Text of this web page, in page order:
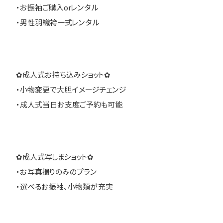
・お振袖ご購入orレンタル
・男性羽織袴一式レンタル
✿成人式お持ち込みショット✿
・小物変更で大胆イメージチェンジ
・成人式当日お支度ご予約も可能
✿成人式写しまショット✿
・お写真撮りのみのプラン
・選べるお振袖、小物類が充実